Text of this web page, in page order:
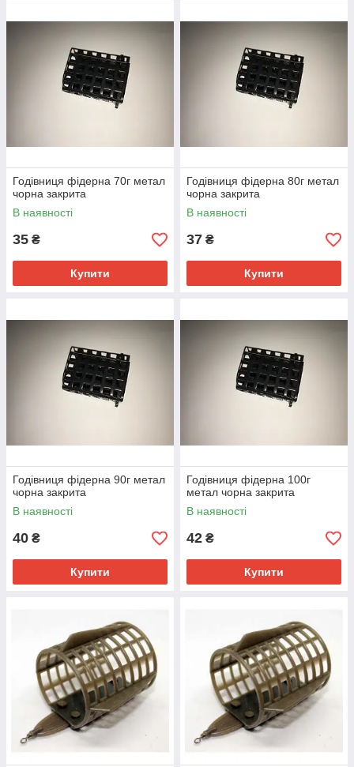
Годівниця фідерна 70г метал
чорна закрита
В наявності
35 ₴
Купити
Годівниця фідерна 80г метал
чорна закрита
В наявності
37 ₴
Купити
Годівниця фідерна 90г метал
чорна закрита
В наявності
40 ₴
Купити
Годівниця фідерна 100г
метал чорна закрита
В наявності
42 ₴
Купити